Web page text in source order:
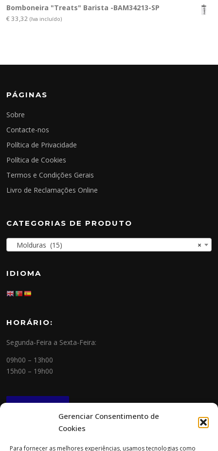
Gerenciar Consentimento de
Cookies
Para fornecer as melhores experiências, usamos tecnologias como
Bomboneira "Treats" Barista -BAM34213-SP
€33,32 (Iva incluído)
PÁGINAS
Sobre
Contacte-nos
Política de Privacidade
Política de Cookies
Termos e Condições Gerais
Livro de Reclamações Online
CATEGORIAS DE PRODUTO
×
Molduras (15)
IDIOMA
HORÁRIO:
Segunda-Feira a Sexta-Feira:
09h00 – 13h00
15h00 – 19h00
NEWSLETTER